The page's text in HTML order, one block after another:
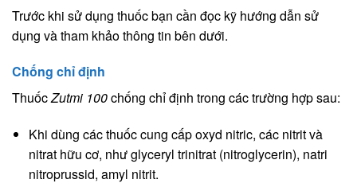
Trước khi sử dụng thuốc bạn cần đọc kỹ hướng dẫn sử
dụng và tham khảo thông tin bên dưới.
Chống chỉ định
ThuốcZutmi 100chống chỉ định trong các trường hợp sau:
Khi dùng các thuốc cung cấp oxyd nitric, các nitrit và
nitrat hữu cơ, như glyceryl trinitrat (nitroglycerin), natri
nitroprussid, amyl nitrit.